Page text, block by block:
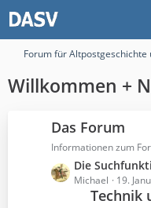
Forum für
Willkommen +
Das Forum
Informationen zum
L
e
Die
Michael 19.
Technik